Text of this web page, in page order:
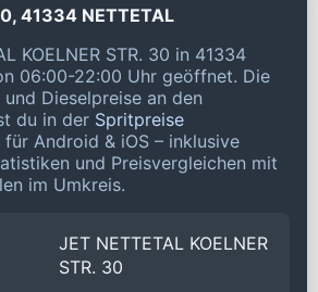
41334 NETTETAL
KOELNER STR. 30 in 41334
06:00-22:00 Uhr geöffnet. Die
Dieselpreise an den
du in der Spritpreise
für Android & iOS – inklusive
und Preisvergleichen mit
im Umkreis.
JET NETTETAL KOELNER
STR. 30